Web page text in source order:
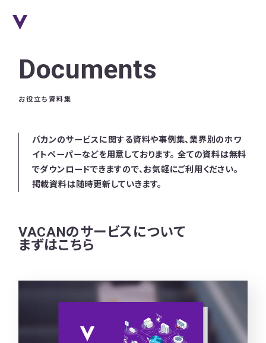
Documents
お役立ち資料集
バカンのサービスに関する資料や事例集、業界別のホワ
イトペーパーなどを用意しております。 全ての資料は無料
でダウンロードできますので、お気軽にご利用ください。
掲載資料は随時更新していきます。
VACANのサービスについて
まずはこちら